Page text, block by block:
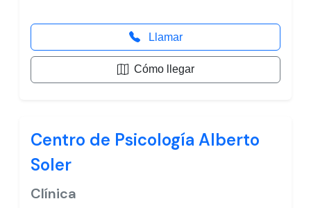
Llamar
Cómo llegar
Centro de Psicología Alberto
Soler
Clínica